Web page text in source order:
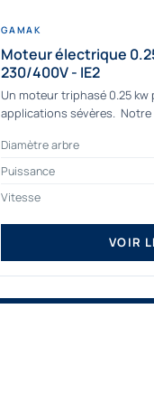
GAMAK
Moteur électrique
230/400V - IE2
Un moteur triphasé 0.25
applications sévères.
moteurs. Ce moteur...
Diamètre arbre
Puissance
Vitesse
VOIR